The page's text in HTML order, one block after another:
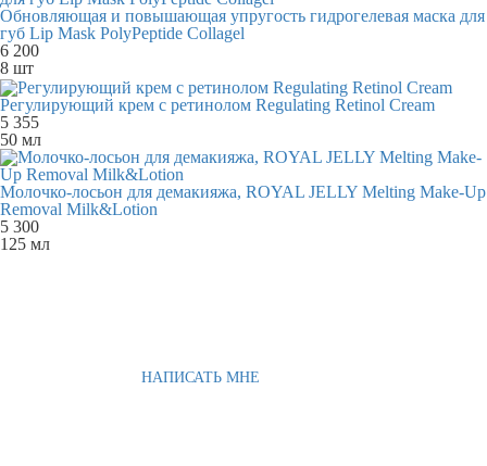
Обновляющая и повышающая упругость гидрогелевая маска для
губ Lip Mask PolyPeptide Collagel
6 200
8 шт
Регулирующий крем с ретинолом Regulating Retinol Cream
5 355
50 мл
Молочко-лосьон для демакияжа, ROYAL JELLY Melting Make-Up
Removal Milk&Lotion
5 300
125 мл
НАПИСАТЬ МНЕ